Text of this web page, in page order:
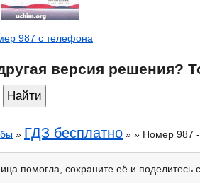
987 с телефона
версия решения?
» ГДЗ бесплатно » » Номер 987
помогла, сохраните её и поделитесь